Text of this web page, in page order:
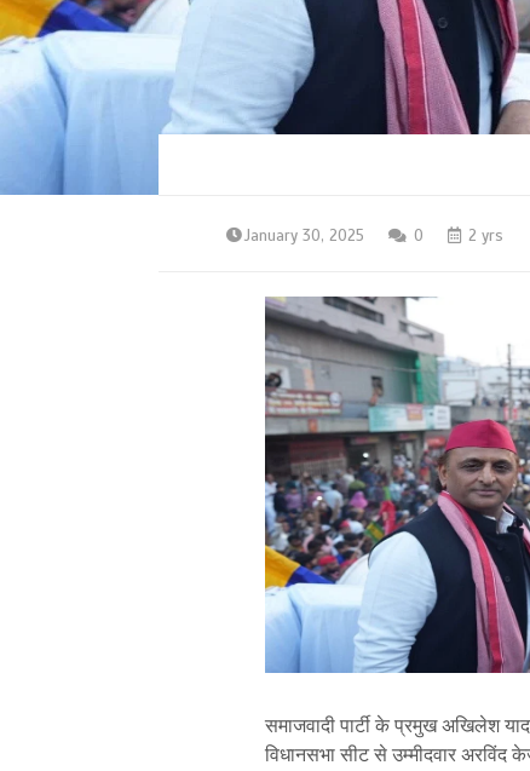
January 30, 2025 0 2 yrs
समाजवादी पार्टी के प्रमुख अखिलेश
विधानसभा सीट से उम्मीदवार अरविंद